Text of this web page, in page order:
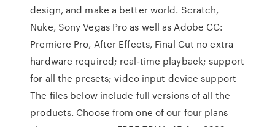
design, and make a better world. Scratch,
Nuke, Sony Vegas Pro as well as Adobe CC:
Premiere Pro, After Effects, Final Cut no extra
hardware required; real-time playback; support
for all the presets; video input device support
The files below include full versions of all the
products. Choose from one of our four plans